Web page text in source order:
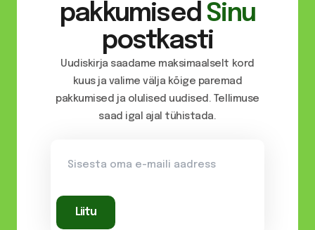
pakkumised Sinu
postkasti
Uudiskirja saadame maksimaalselt kord
kuus ja valime välja kõige paremad
pakkumised ja olulised uudised. Tellimuse
saad igal ajal tühistada.